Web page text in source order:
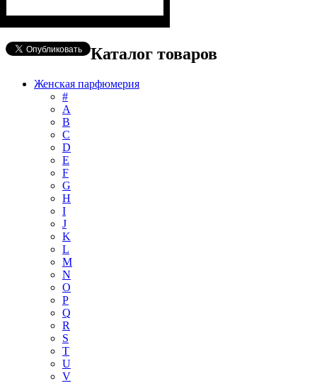
Каталог товаров
Женская парфюмерия
#
А
B
C
D
E
F
G
H
I
J
K
L
M
N
O
P
Q
R
S
T
U
V